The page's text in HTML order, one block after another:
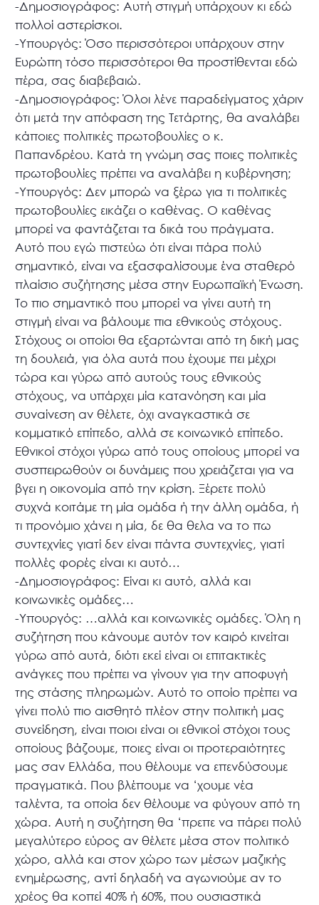
-Δημοσιογράφος: Αυτή στιγμή υπάρχουν κι εδώ
πολλοί αστερίσκοι.
-Υπουργός: Όσο περισσότεροι υπάρχουν στην
Ευρώπη τόσο περισσότεροι θα προστίθενται εδώ
πέρα, σας διαβεβαιώ.
-Δημοσιογράφος: Όλοι λένε παραδείγματος χάριν
ότι μετά την απόφαση της Τετάρτης, θα αναλάβει
κάποιες πολιτικές πρωτοβουλίες ο κ.
Παπανδρέου. Κατά τη γνώμη σας ποιες πολιτικές
πρωτοβουλίες πρέπει να αναλάβει η κυβέρνηση;
-Υπουργός: Δεν μπορώ να ξέρω για τι πολιτικές
πρωτοβουλίες εικάζει ο καθένας. Ο καθένας
μπορεί να φαντάζεται τα δικά του πράγματα.
Αυτό που εγώ πιστεύω ότι είναι πάρα πολύ
σημαντικό, είναι να εξασφαλίσουμε ένα σταθερό
πλαίσιο συζήτησης μέσα στην Ευρωπαϊκή Ένωση.
Το πιο σημαντικό που μπορεί να γίνει αυτή τη
στιγμή είναι να βάλουμε πια εθνικούς στόχους.
Στόχους οι οποίοι θα εξαρτώνται από τη δική μας
τη δουλειά, για όλα αυτά που έχουμε πει μέχρι
τώρα και γύρω από αυτούς τους εθνικούς
στόχους, να υπάρχει μία κατανόηση και μία
συναίνεση αν θέλετε, όχι αναγκαστικά σε
κομματικό επίπεδο, αλλά σε κοινωνικό επίπεδο.
Εθνικοί στόχοι γύρω από τους οποίους μπορεί να
συσπειρωθούν οι δυνάμεις που χρειάζεται για να
βγει η οικονομία από την κρίση. Ξέρετε πολύ
συχνά κοιτάμε τη μία ομάδα ή την άλλη ομάδα, ή
τι προνόμιο χάνει η μία, δε θα θελα να το πω
συντεχνίες γιατί δεν είναι πάντα συντεχνίες, γιατί
πολλές φορές είναι κι αυτό…
-Δημοσιογράφος: Είναι κι αυτό, αλλά και
κοινωνικές ομάδες…
-Υπουργός: …αλλά και κοινωνικές ομάδες. Όλη η
συζήτηση που κάνουμε αυτόν τον καιρό κινείται
γύρω από αυτά, διότι εκεί είναι οι επιτακτικές
ανάγκες που πρέπει να γίνουν για την αποφυγή
της στάσης πληρωμών. Αυτό το οποίο πρέπει να
γίνει πολύ πιο αισθητό πλέον στην πολιτική μας
συνείδηση, είναι ποιοι είναι οι εθνικοί στόχοι τους
οποίους βάζουμε, ποιες είναι οι προτεραιότητες
μας σαν Ελλάδα, που θέλουμε να επενδύσουμε
πραγματικά. Που βλέπουμε να ‘χουμε νέα
ταλέντα, τα οποία δεν θέλουμε να φύγουν από τη
χώρα. Αυτή η συζήτηση θα ‘πρεπε να πάρει πολύ
μεγαλύτερο εύρος αν θέλετε μέσα στον πολιτικό
χώρο, αλλά και στον χώρο των μέσων μαζικής
ενημέρωσης, αντί δηλαδή να αγωνιούμε αν το
χρέος θα κοπεί 40% ή 60%, που ουσιαστικά